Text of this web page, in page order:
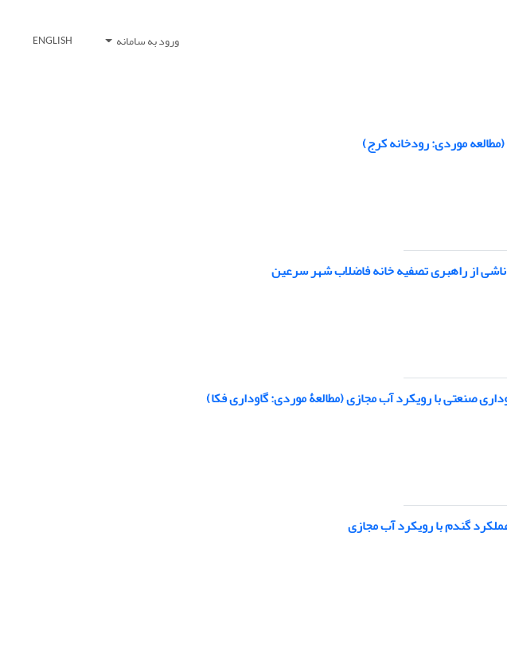
ورود به سامانه ENGLISH
موردی: رودخانه کرج)
ناشی از راهبری تصفیه خانه فاضلاب شهر سرعین
صنعتی با رویکرد آب مجازی (مطالعۀ موردی: گاوداری فکا)
گندم با رویکرد آب مجازی